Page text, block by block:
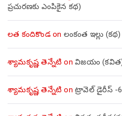
ప్రచురణకు ఎంపికైన కథ)
లత కందికొండon లంకంత ఇల్లు (కథ)
శ్యామకృష్ణ తెన్నేటి on విజయం
శ్యామకృష్ణ తెన్నేటి on ట్రావెల్ డైరీస్ -6